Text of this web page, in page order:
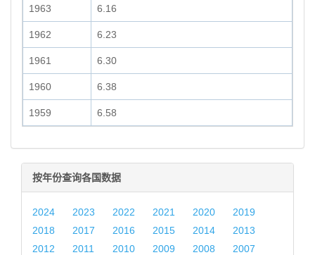
1963 6.16
1962 6.23
1961 6.30
1960 6.38
1959 6.58
按年份查询各国数据
2024 2023 2022 2021 2020
2019
2018
2017 2016 2015 2014
2013
2012
2011 2010 2009 2008
2007